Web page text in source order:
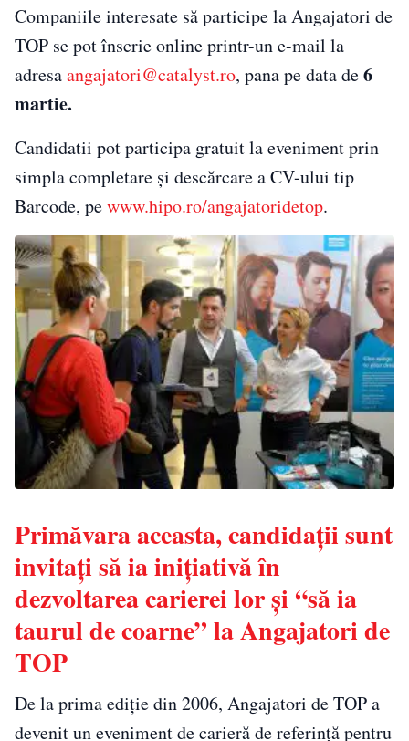
Companiile interesate să participe la Angajatori de
TOP se pot înscrie online printr-un e-mail la
adresaangajatori@catalyst.ro, pana pe data de6
martie.
Candidatii pot participa gratuit la eveniment prin
simpla completare și descărcare a CV-ului tip
Barcode, pewww.hipo.ro/angajatoridetop.
Primăvara aceasta, candidații sunt
invitați să ia inițiativă în
dezvoltarea carierei lor și “să ia
taurul de coarne” la Angajatori de
TOP
De la prima ediție din 2006, Angajatori de TOP a
devenit un eveniment de carieră de referință pentru